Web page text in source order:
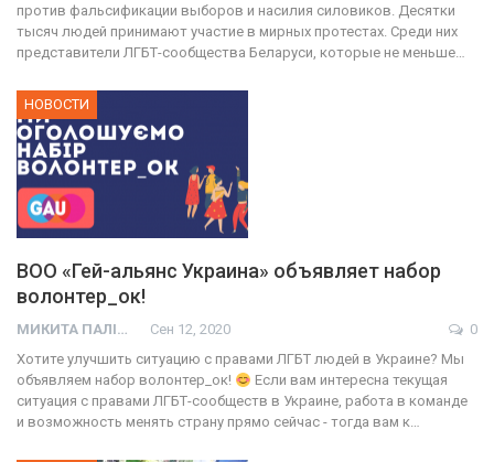
против фальсификации выборов и насилия силовиков. Десятки
тысяч людей принимают участие в мирных протестах. Среди них
представители ЛГБТ-сообщества Беларуси, которые не меньше…
НОВОСТИ
ВОО «Гей-альянс Украина» объявляет набор
волонтер_ок!
МИКИТА ПАЛІЙ Сен 12, 2020
0
Хотите улучшить ситуацию с правами ЛГБТ людей в Украине? Мы
объявляем набор волонтер_ок!
Если вам интересна текущая
ситуация с правами ЛГБТ-сообществ в Украине, работа в команде
и возможность менять страну прямо сейчас - тогда вам к…